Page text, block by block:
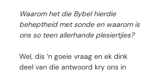
Waarom het die Bybel hierdie
beheptheid met sonde en waarom is
ons so teen allerhande plesiertjies?
Wel, dis ‘n goeie vraag en ek dink
deel van die antwoord kry ons in